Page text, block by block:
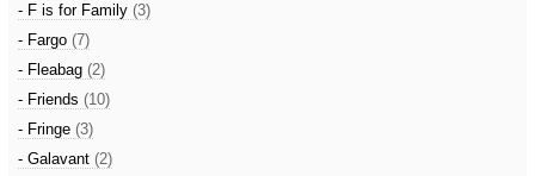
- F is for Family (3)
- Fargo (7)
- Fleabag (2)
- Friends (10)
- Fringe (3)
- Galavant (2)